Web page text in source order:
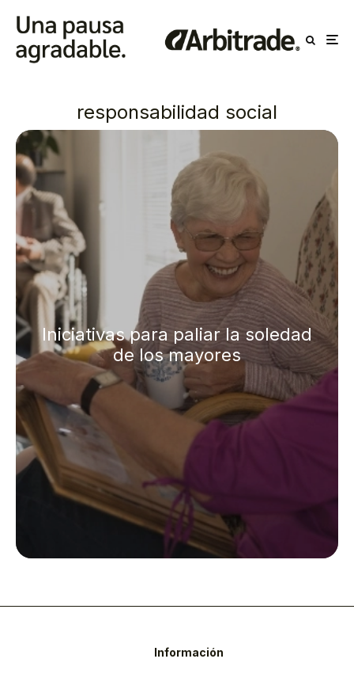
responsabilidad social
Iniciativas para paliar la soledad
de los mayores
Información